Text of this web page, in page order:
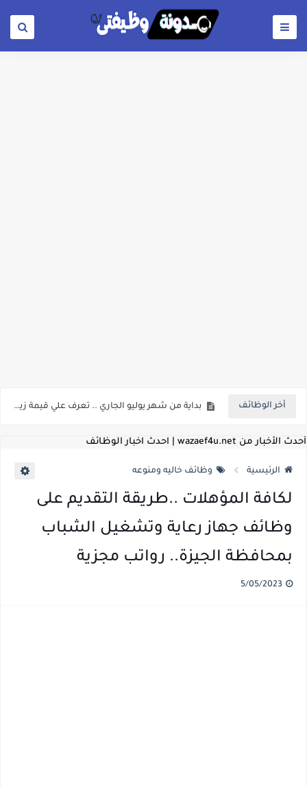
أخر الوظائف للمؤهلات العليا ..اعلان وظائف وزارة التنمية المحلية " اخصائي تخطيط - مهندس - اخصائي حاسبات - باحث قانوني " والتقديم الكتروني بتاريخ 15-7-2026
للعمل كضباط متخصصين ..وزارة الدفاع تعلن عن فتح باب التقديم للمؤهلات العليا خريجي الكليات الطبيه / علوم / هندسة / تجارة / حقوق / زراعة / تربية / اداب / خدمة اجتماعية
اعلان وظائف الهيئة القومية لسلامة الغذاء " لشغل وظيفة مفتش أغذية " لخريجي علوم / زراعة / طب بيطري "... الشروط والاوراق المطلوبة وكيفية التقديم
اعلان وظائف الشركة القابضة لمصر للطيران لشغل وظائف ( مهندس ميكانيكا / ضابط مبيعات / فني تبريد وتكييف / فني كهرباء / فني غلايات / فني غازات / فني سباك )
أحدث الأخبار من wazaef4u.net | احدث اخبار الوظائف
الرئيسية وظائف خاليه ومنوعه
لكافة المؤهلات ..طريقة التقديم على
وظائف جهاز رعاية وتشغيل الشباب
بمحافظة الجيزة.. رواتب مجزية